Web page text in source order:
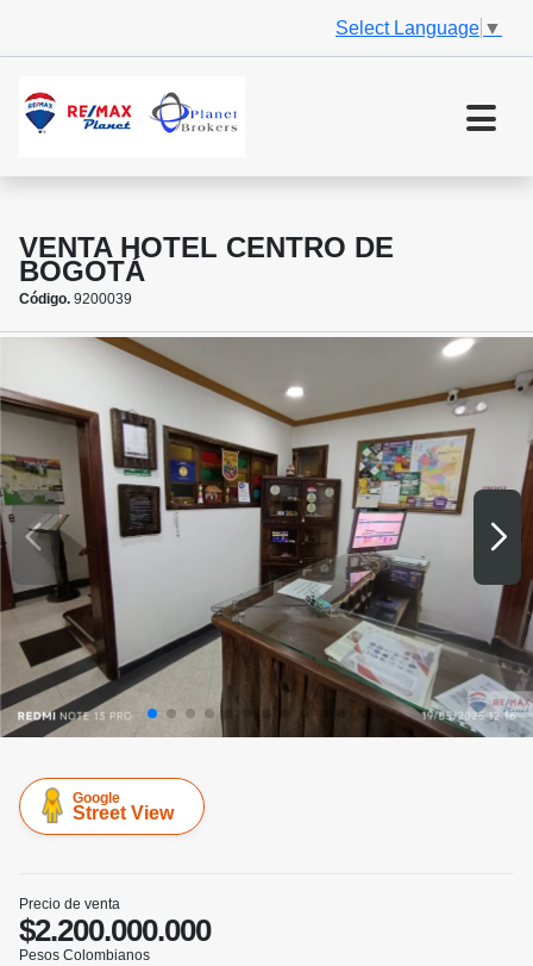
Select Language ▼
VENTA HOTEL CENTRO DE
BOGOTÁ
Código. 9200039
Google
Street View
Precio de venta
$2.200.000.000
Pesos Colombianos